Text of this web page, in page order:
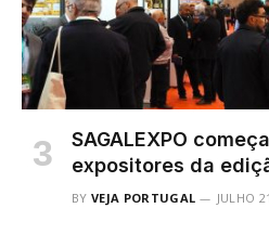
SAGALEXPO
expositores da
BY VEJA PORTUGAL JULHO